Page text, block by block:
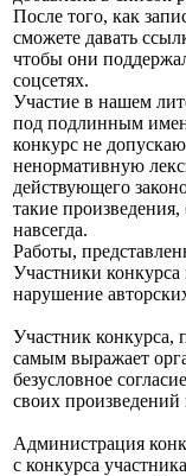
После того, как
сможете давать
чтобы они
соцсетях.
Участие в нашем
под подлинным
конкурс не
ненормативную
действующего
такие произведения,
навсегда.
Работы,
Участники конкурса
нарушение
Участник конкурса,
самым выражает
безусловное
своих произведений
Администрация
с конкурса